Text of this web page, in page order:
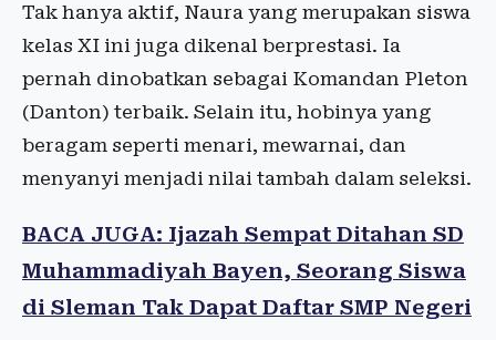
Tak hanya aktif, Naura yang merupakan siswa
kelas XI ini juga dikenal berprestasi. Ia
pernah dinobatkan sebagai Komandan Pleton
(Danton) terbaik. Selain itu, hobinya yang
beragam seperti menari, mewarnai, dan
menyanyi menjadi nilai tambah dalam seleksi.
BACA JUGA: Ijazah Sempat Ditahan SD
Muhammadiyah Bayen, Seorang Siswa
di Sleman Tak Dapat Daftar SMP Negeri